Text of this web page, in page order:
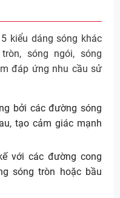
kiểu dáng sóng khác
sóng ngói, sóng
đáp ứng nhu cầu sử
bởi các đường sóng
tạo cảm giác mạnh
với các đường cong
sóng tròn hoặc bầu